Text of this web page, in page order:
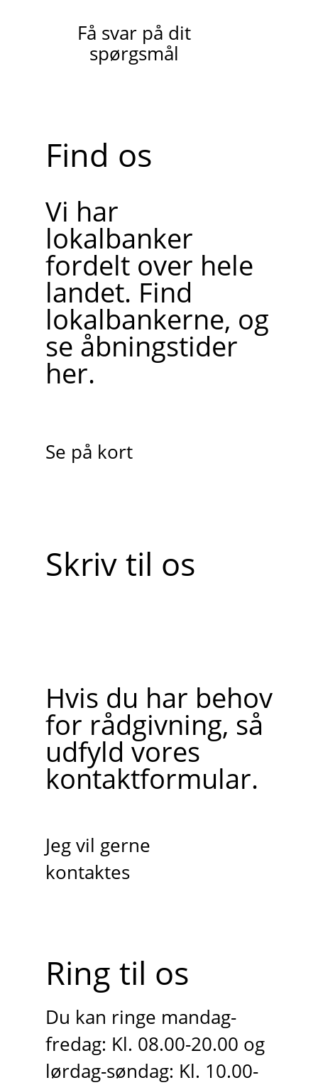
Få svar på dit
spørgsmål
Find os
Vi har
lokalbanker
fordelt over hele
landet. Find
lokalbankerne, og
se åbningstider
her.
Se på kort
Skriv til os
Hvis du har behov
for rådgivning, så
udfyld vores
kontaktformular.
Jeg vil gerne
kontaktes
Ring til os
Du kan ringe mandag-
fredag: Kl. 08.00-20.00 og
lørdag-søndag: Kl. 10.00-